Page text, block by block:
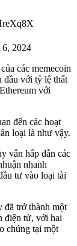
2024
các memecoin
đầu với tỷ lệ thất
với
đến các hoạt
loại là như vậy.
vẫn hấp dẫn các
nhanh
tư vào loại tài
đã trở thành một
điện tử, với hai
chúng tại một